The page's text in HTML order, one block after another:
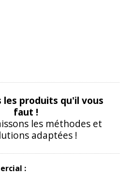
les produits qu'il vous
faut !
les méthodes et
adaptées !
: